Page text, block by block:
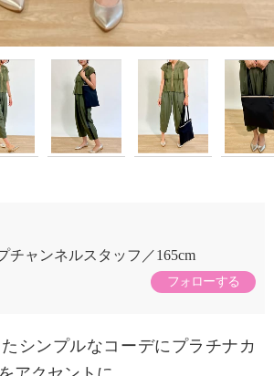
チャンネルスタッフ
165cm
フォローする
シンプルなコーデにプラチナカ